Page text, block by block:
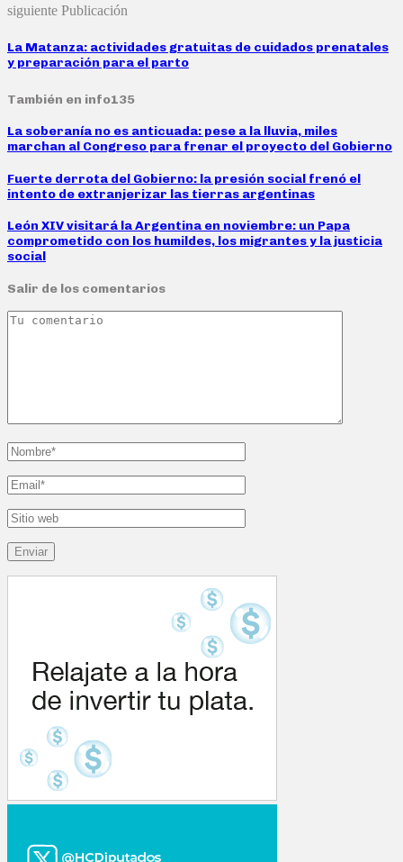
siguiente Publicación
La Matanza: actividades gratuitas de cuidados prenatales
y preparación para el parto
También en info135
La soberanía no es anticuada: pese a la lluvia, miles
marchan al Congreso para frenar el proyecto del Gobierno
Fuerte derrota del Gobierno: la presión social frenó el
intento de extranjerizar las tierras argentinas
León XIV visitará la Argentina en noviembre: un Papa
comprometido con los humildes, los migrantes y la justicia
social
Salir de los comentarios